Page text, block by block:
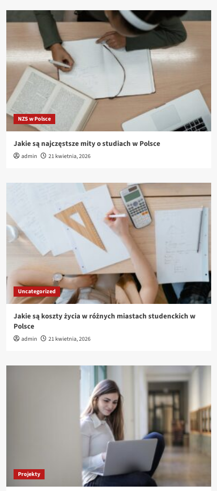
NZS w Polsce
Jakie są najczęstsze mity o studiach w Polsce
admin 21 kwietnia, 2026
Uncategorized
Jakie są koszty życia w różnych miastach studenckich w
Polsce
admin 21 kwietnia, 2026
Projekty